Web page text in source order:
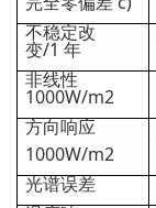
不稳定改
变/1 年
非线性
1000W/m2
方向响应
1000W/m2
光谱误差